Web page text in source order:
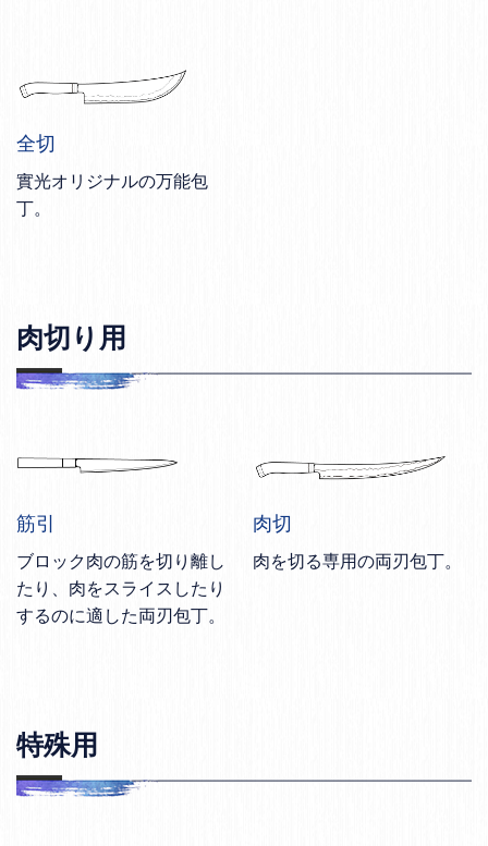
全切
實光オリジナルの万能包
丁。
肉切り用
筋引
ブロック肉の筋を切り離し
たり、肉をスライスしたり
するのに適した両刃包丁。
肉切
肉を切る専用の両刃包丁。
特殊用